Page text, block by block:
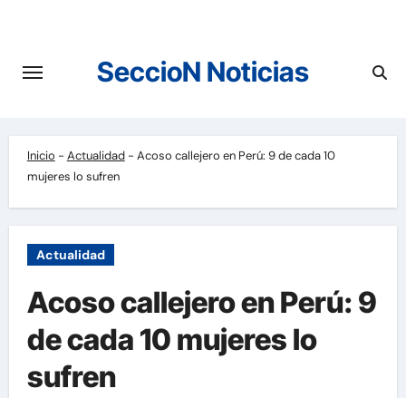
contenido
SeccioN Noticias
Inicio - Actualidad- Acoso callejero en Perú: 9 de cada 10
mujeres lo sufren
Actualidad
Acoso callejero en Perú: 9
de cada 10 mujeres lo
sufren